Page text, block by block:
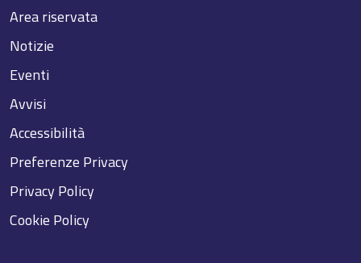
Area riservata
Notizie
Eventi
Avvisi
Accessibilità
Preferenze Privacy
Privacy Policy
Cookie Policy